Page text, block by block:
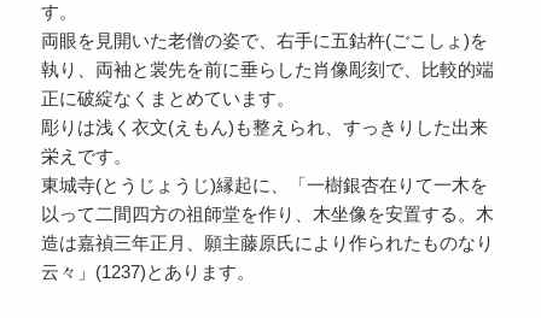
す。
両眼を見開いた老僧の姿で、右手に五鈷杵(ごこしょ)を
執り、両袖と裳先を前に垂らした肖像彫刻で、比較的端
正に破綻なくまとめています。
彫りは浅く衣文(えもん)も整えられ、すっきりした出来
栄えです。
東城寺(とうじょうじ)縁起に、「一樹銀杏在りて一木を
以って二間四方の祖師堂を作り、木坐像を安置する。木
造は嘉禎三年正月、願主藤原氏により作られたものなり
云々」(1237)とあります。